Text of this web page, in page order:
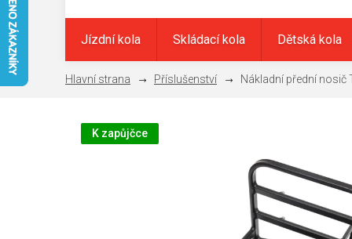
Jízdní kola Skládací kola Dětská kola
Příslušenství Nákladní přední nosič
K zapůjčce